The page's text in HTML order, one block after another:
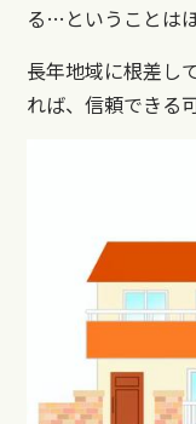
る…ということは
長年地域に根差し
れば、信頼できる